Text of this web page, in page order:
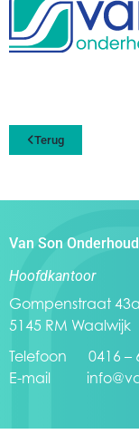
Terug
Van Son
Hoofdkantoor
Gompenstraat 43a
5145 RM Waalwijk
Telefoon 0416 –
E-mail